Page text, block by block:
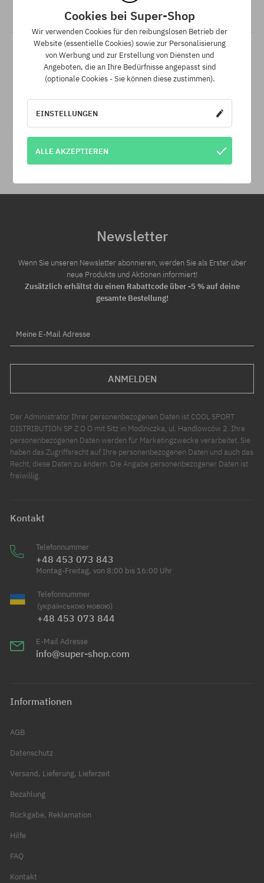
Unterschied.
30 Tage für Rückgabe
Innerhalb von 30 Tagen kannst du deine Bestellung widerrufen.
Newsletter
Wenn Sie unseren Newsletter abonnieren, werden Sie als Erster über
neue Produkte und Aktionen informiert!
Zusätzlich erhältst du einen Rabattcode über -5 % auf deine
gesamte Bestellung!
Meine E-Mail Adresse
ANMELDEN
Der Administrator Ihrer personenbezogenen Daten ist COOL SPORT
DISTRIBUTION SP Z O O mit Sitz in Modlniczka, ul. Handlowców 2. Ihre
personenbezogenen Daten werden für Marketingzwecke verarbeitet. Sie
haben das Zugriffsrecht auf Ihre personenbezogenen Daten und auch das
Recht, diese Daten zu ändern. Die Angabe personenbezogener Daten ist
freiwillig.
Kontakt
Telefonnummer
+48 453 073 843
Montag-Freitag, von 8:00 bis 16:00 Uhr
Telefonnummer
(українською мовою)
+48 453 073 844
E-Mail Adresse
info@super-shop.com
Informationen
AGB
Datenschutz
Versand, Lieferung, Lieferzeit
Bezahlung
Rückgabe, Reklamation
Hilfe
FAQ
Kontakt
Cookies bei Super-Shop
Wir verwenden Cookies für den reibungslosen Betrieb der
Website (essentielle Cookies) sowie zur Personalisierung
von Werbung und zur Erstellung von Diensten und
Angeboten, die an Ihre Bedürfnisse angepasst sind
(optionale Cookies - Sie können diese zustimmen).
EINSTELLUNGEN
ALLE AKZEPTIEREN